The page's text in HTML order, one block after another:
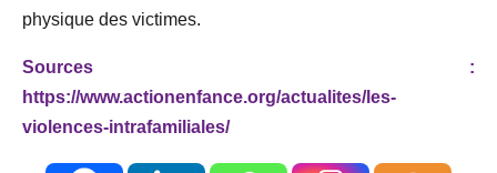
physique des victimes.
Sources :
https://www.actionenfance.org/actualites/les-
violences-intrafamiliales/